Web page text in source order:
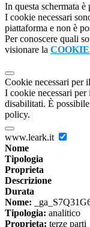
In questa schermata
I cookie necessari
piattaforma e non è
Per conoscere quali
visionare la
Cookie necessari per
I cookie necessari per
disabilitati. È
policy.
www.leark.it
Nome
Tipologia
Proprieta
Descrizione
Durata
Nome:
Tipologia: analitico
Proprieta: terze parti